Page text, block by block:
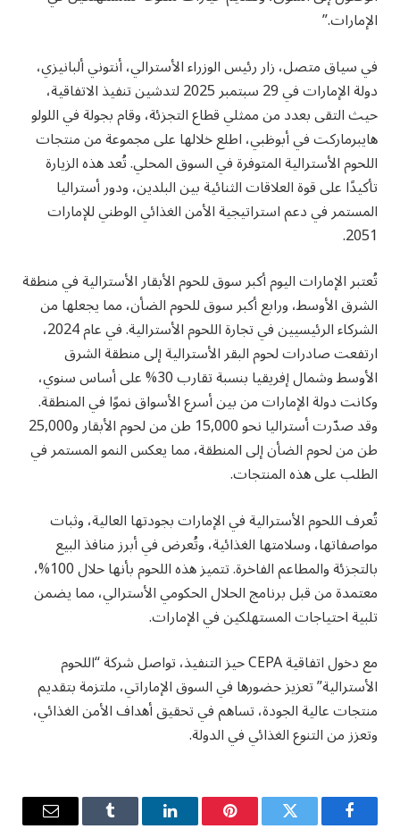
الإمارات.”
في سياق متصل، زار رئيس الوزراء الأسترالي، أنتوني ألبانيزي،
دولة الإمارات في 29 سبتمبر 2025 لتدشين تنفيذ الاتفاقية،
حيث التقى بعدد من ممثلي قطاع التجزئة، وقام بجولة في اللولو
هايبرماركت في أبوظبي، اطلع خلالها على مجموعة من منتجات
اللحوم الأسترالية المتوفرة في السوق المحلي. تُعد هذه الزيارة
تأكيدًا على قوة العلاقات الثنائية بين البلدين، ودور أستراليا
المستمر في دعم استراتيجية الأمن الغذائي الوطني للإمارات
2051.
تُعتبر الإمارات اليوم أكبر سوق للحوم الأبقار الأسترالية في منطقة
الشرق الأوسط، ورابع أكبر سوق للحوم الضأن، مما يجعلها من
الشركاء الرئيسيين في تجارة اللحوم الأسترالية. في عام 2024،
ارتفعت صادرات لحوم البقر الأسترالية إلى منطقة الشرق
الأوسط وشمال إفريقيا بنسبة تقارب 30% على أساس سنوي،
وكانت دولة الإمارات من بين أسرع الأسواق نموًا في المنطقة.
وقد صدّرت أستراليا نحو 15,000 طن من لحوم الأبقار و25,000
طن من لحوم الضأن إلى المنطقة، مما يعكس النمو المستمر في
الطلب على هذه المنتجات.
تُعرف اللحوم الأسترالية في الإمارات بجودتها العالية، وثبات
مواصفاتها، وسلامتها الغذائية، وتُعرض في أبرز منافذ البيع
بالتجزئة والمطاعم الفاخرة. تتميز هذه اللحوم بأنها حلال 100%،
معتمدة من قبل برنامج الحلال الحكومي الأسترالي، مما يضمن
تلبية احتياجات المستهلكين في الإمارات.
مع دخول اتفاقية CEPA حيز التنفيذ، تواصل شركة “اللحوم
الأسترالية” تعزيز حضورها في السوق الإماراتي، ملتزمة بتقديم
منتجات عالية الجودة، تساهم في تحقيق أهداف الأمن الغذائي،
وتعزز من التنوع الغذائي في الدولة.
فيسبوك تويتر بينتيريستلينكدإن Tumblr البريد